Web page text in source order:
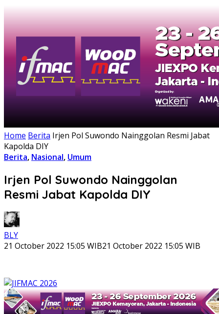
Home Berita Irjen Pol Suwondo Nainggolan Resmi Jabat
Kapolda DIY
Berita, Nasional, Umum
Irjen Pol Suwondo Nainggolan
Resmi Jabat Kapolda DIY
BLY
21 October 2022 15:05 WIB21 October 2022 15:05 WIB